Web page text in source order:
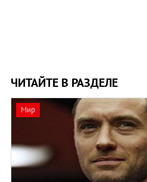
ЧИТАЙТЕ В РАЗДЕЛЕ
Мир